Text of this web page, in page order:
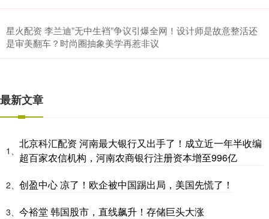
星火配资 李兰迪”无中生裆”争议引爆全网！设计师是故意整活还
是审美翻车？时尚圈抽象美学再惹非议
最新文章
1、
北京科汇配资 河南最大银行又出手了！成立近一年半收编
超百家农信机构，河南农商银行注册资本增至996亿
2、 创盈中心 凉了！欧企被中国踢出局，美国先慌了！
3、 今裕堂 韩国股市，直线飙升！存储巨头大涨